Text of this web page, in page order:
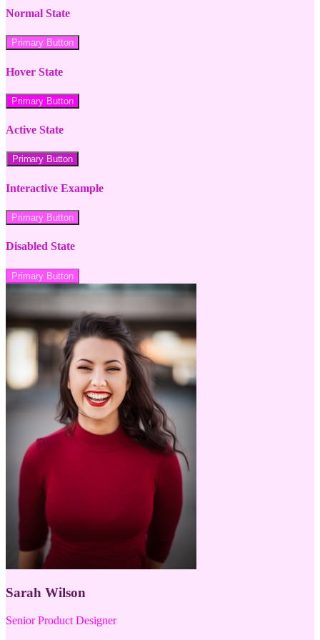
Normal State
Primary Button
Hover State
Primary Button
Active State
Primary Button
Interactive Example
Primary Button
Disabled State
Primary Button
Sarah Wilson
Senior Product Designer